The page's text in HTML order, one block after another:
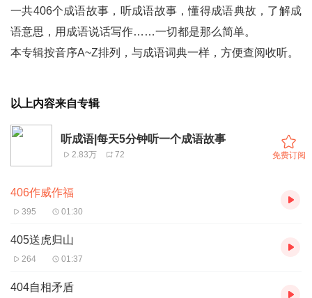
一共406个成语故事，听成语故事，懂得成语典故，了解成
语意思，用成语说话写作……一切都是那么简单。
本专辑按音序A~Z排列，与成语词典一样，方便查阅收听。
以上内容来自专辑
听成语|每天5分钟听一个成语故事
2.83万 72 免费订阅
406作威作福
395 01:30
405送虎归山
264 01:37
404自相矛盾